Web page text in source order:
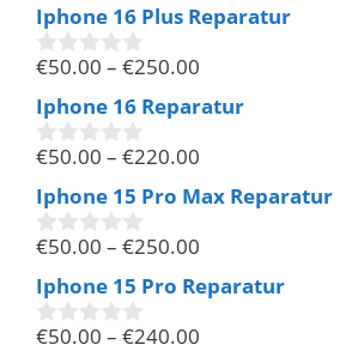
o
n
5
Iphone 16 Plus Reparatur
0
o
n
5
€50.00 – €250.00
Iphone 16 Reparatur
0
o
n
5
€50.00 – €220.00
Iphone 15 Pro Max Reparatur
0
o
n
5
€50.00 – €250.00
Iphone 15 Pro Reparatur
0
€50.00 – €240.00